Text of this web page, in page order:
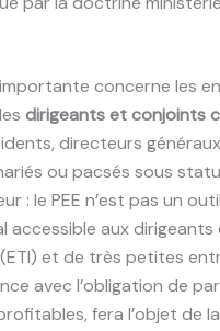
concerne les
dirigeants et conjoints
directeurs
ou pacsés sous
: le PEE n’est pas un
accessible aux
et de très petites
avec l’obligation de
fera l’objet de